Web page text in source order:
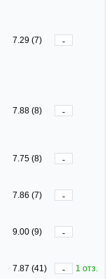
7.29 (7)
-
7.88 (8)
-
7.75 (8)
-
7.86 (7)
-
9.00 (9)
-
7.87 (41) -
1 отз.